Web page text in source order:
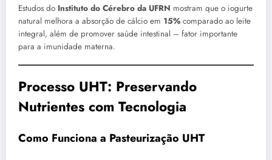
Estudos do Instituto do Cérebro da UFRN mostram que o iogurte
natural melhora a absorção de cálcio em 15% comparado ao leite
integral, além de promover saúde intestinal – fator importante
para a imunidade materna.
Processo UHT: Preservando
Nutrientes com Tecnologia
Como Funciona a Pasteurização UHT